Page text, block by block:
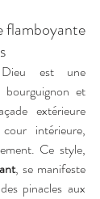
flamboyante
Dieu est une
bourguignon et
extérieure
intérieure,
Ce style,
, se manifeste
pinacles aux